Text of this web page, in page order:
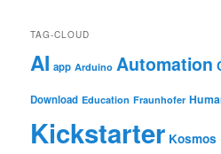
TAG-CLOUD
AI app Arduino Automation
Download Education Fraunhofer
Kickstarter Kosmos